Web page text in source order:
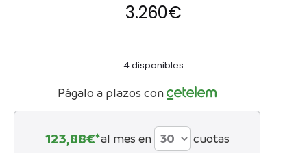
3.260€
4 disponibles
Págalo a plazos con
123,88€*al mes en cuotas